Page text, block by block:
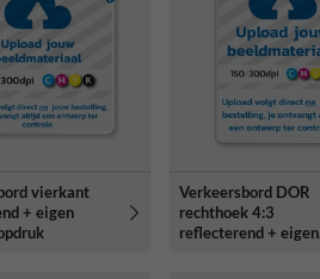
vierkant
+ eigen
Verkeersbord DOR
rechthoek 4:3
reflecterend + eigen